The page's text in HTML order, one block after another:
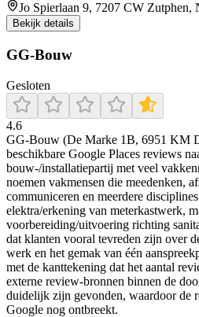
Jo Spierlaan 9, 7207 CW Zutphen,
Bekijk details
GG-Bouw
Gesloten
4.6
GG-Bouw (De Marke 1B, 6951 KM
beschikbare Google Places reviews
bouw-/installatiepartij met veel
noemen vakmensen die meedenken,
communiceren en meerdere
elektra/erkening van meterkastwerk,
voorbereiding/uitvoering richting
dat klanten vooral tevreden zijn over
werk en het gemak van één
met de kanttekening dat het aantal
externe review-bronnen binnen de
duidelijk zijn gevonden, waardoor de
Google nog ontbreekt.